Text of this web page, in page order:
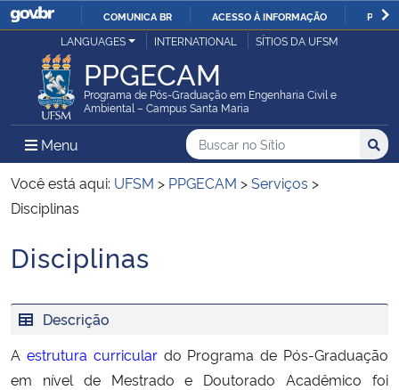
IR
PARA
O
CONTEÚDO
COMUNICA BR ACESSO À INFORMAÇÃO
Ministério da Justiça e Segurança Pública
Ministério da Defesa
Ministério das Relações Exteriores
Ministério da Infraestrutura
Ministério da Agricultura, Pecuária e Abastecimento
LANGUAGES INTERNATIONAL SÍTIOS DA UFSM
PPGECAM
Programa de Pós-Graduação em Engenharia Civil e
Ambiental – Campus Santa Maria
Menu Menu Principal do Sítio
Busca
Buscar no no Sítio
Busca:
Você está aqui: UFSM > PPGECAM >Serviços >
Disciplinas
Início do conteúdo
Disciplinas
Descrição
A estrutura curriculardo Programa de Pós-Graduação
em nível de Mestrado e Doutorado Acadêmico foi